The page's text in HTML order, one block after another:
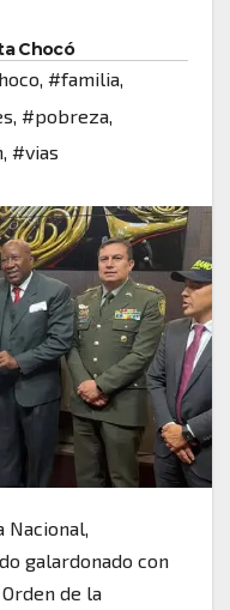
Chocó
, #familia,
, #pobreza,
, #vias
Nacional,
galardonado con
de la